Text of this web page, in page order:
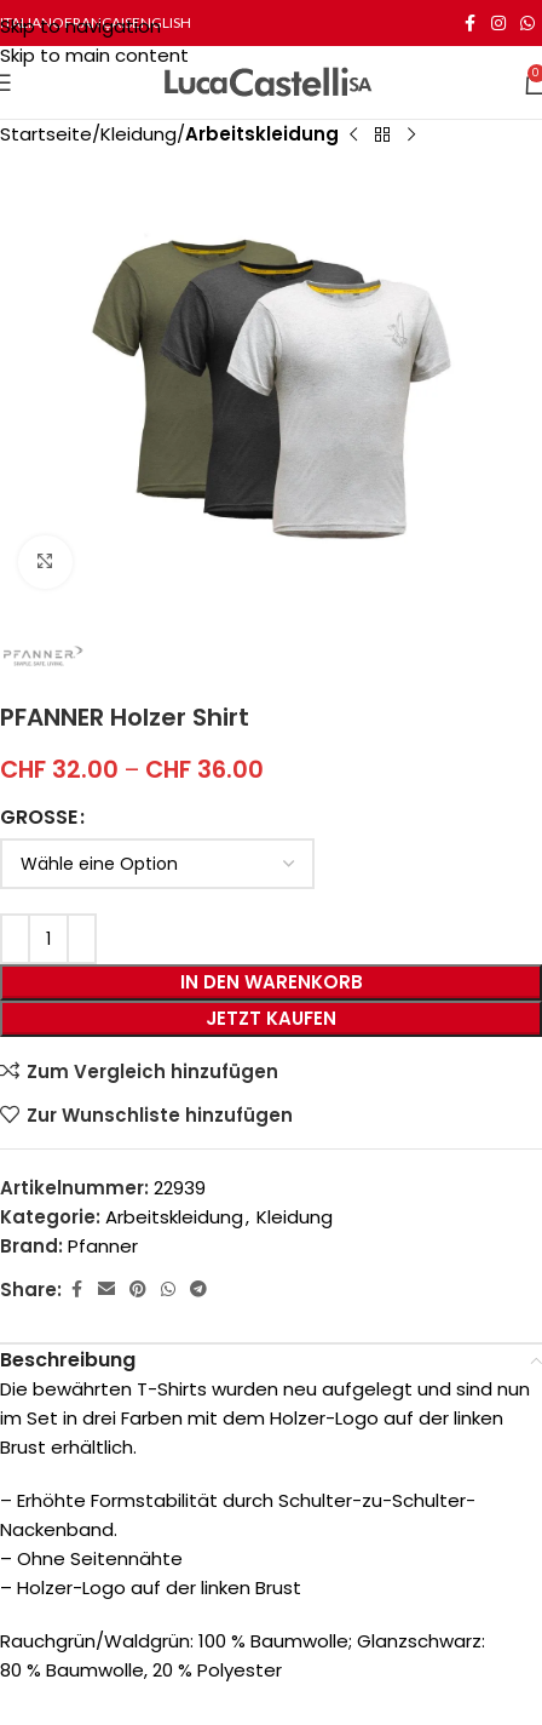
Skip to navigation
Skip to main content
ITALIANOFRANÇAISENGLISH
0
Startseite Kleidung Arbeitskleidung
PFANNER Holzer Shirt
CHF 32.00 – CHF 36.00
GROSSE
IN DEN WARENKORB
JETZT KAUFEN
Zum Vergleich hinzufügen
Zur Wunschliste hinzufügen
Artikelnummer: 22939
Kategorie: Arbeitskleidung, Kleidung
Brand: Pfanner
Share:
Beschreibung
Die bewährten T-Shirts wurden neu aufgelegt und sind nun
im Set in drei Farben mit dem Holzer-Logo auf der linken
Brust erhältlich.
– Erhöhte Formstabilität durch Schulter-zu-Schulter-
Nackenband.
– Ohne Seitennähte
– Holzer-Logo auf der linken Brust
Rauchgrün/Waldgrün: 100 % Baumwolle; Glanzschwarz:
80 % Baumwolle, 20 % Polyester